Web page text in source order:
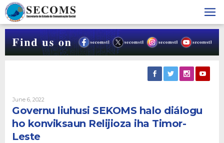
Skip
to
content
June 6, 2022
Media
Secoms
Governu liuhusi SEKOMS halo diálogu
ho konviksaun Relijioza iha Timor-
Leste